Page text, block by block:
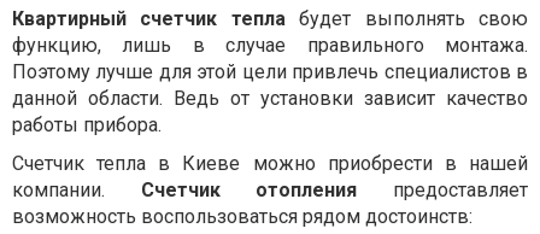
Квартирный счетчик теплабудет выполнять свою
функцию, лишь в случае правильного монтажа.
Поэтому лучше для этой цели привлечь специалистов в
данной области. Ведь от установки зависит качество
работы прибора.
Счетчик тепла в Киеве можно приобрести в нашей
компании. Счетчик отопления предоставляет
возможность воспользоваться рядом достоинств: